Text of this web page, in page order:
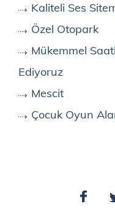
Kaliteli Ses
Özel Otopark
Mükemmel
Ediyoruz
Mescit
Çocuk Oyun